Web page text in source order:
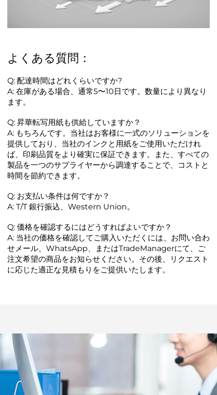
よくある質問：
Q: 配達時間はどれくらいですか?
A: 在庫がある場合、通常5〜10日です。数量により異なり
ます。
Q: 昇華転写用紙も供給していますか？
A: もちろんです。当社はお客様に一式のソリューションを
提供しており、当社のインクと用紙をご使用いただけれ
ば、印刷品質をより確実に保証できます。また、すべての
製品を一つのサプライヤーから調達することで、コストと
時間を節約できます。
Q: お支払い条件は何ですか？
A: T/T 銀行振込、Western Union。
Q: 価格を確認するにはどうすればよいですか？
A: 当社の価格を確認してご購入いただくには、お問い合わ
せメール、WhatsApp、またはTradeManagerにて、ご
注文希望の商品をお知らせください。その後、リクエスト
に応じた適正な見積もりをご提供いたします。